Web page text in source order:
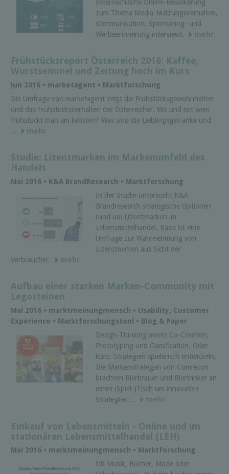
österreichische Online-Bevölkerung
zum Thema Media-Nutzungsverhalten,
Kommunikation, Sponsoring- und
Werbeerinnerung interviewt.
mehr
Frühstücksreport Österreich 2016: Kaffee,
Wurstsemmel und Zeitung hoch im Kurs
Jun 2016 • marketagent • Marktforschung
Die Umfrage von marketagent zeigt die Frühstücksgewohnheiten
und das Frühstücksverhalten der Österreicher. Wo und mit wem
frühstückt man am liebsten? Was sind die Lieblingsgetränke und
...
mehr
Studie: Lizenzmarken im Markenumfeld des
Handels
Mai 2016 • K&A BrandResearch • Marktforschung
In der Studie untersucht K&A
Brandresearch strategische Optionen
rund um Lizenzmarken im
Lebensmittelhandel. Basis ist eine
Umfrage zur Wahrnehmung von
Lizenzmarken aus Sicht der
Verbraucher.
mehr
Aufbau einer starken Marken-Community mit
Legosteinen
Mai 2016 • marktmeinungmensch • Usability, Customer
Experience • Marktforschungstool • Blog & Paper
Design-Thinking meets Co-Creation,
Prototyping und Gamification. Oder
kurz: Strategien spielerisch entwickeln.
Die Markenstrategen von Comrecon
brachten Bierbrauer und Biertrinker an
einen (Spiel-)Tisch um innovative
Strategien ...
mehr
Einkauf von Lebensmitteln - Online und im
stationären Lebensmittelhandel (LEH)
Mai 2016 • marktmeinungmensch • Marktforschung
Ob Musik, Bücher, Mode oder